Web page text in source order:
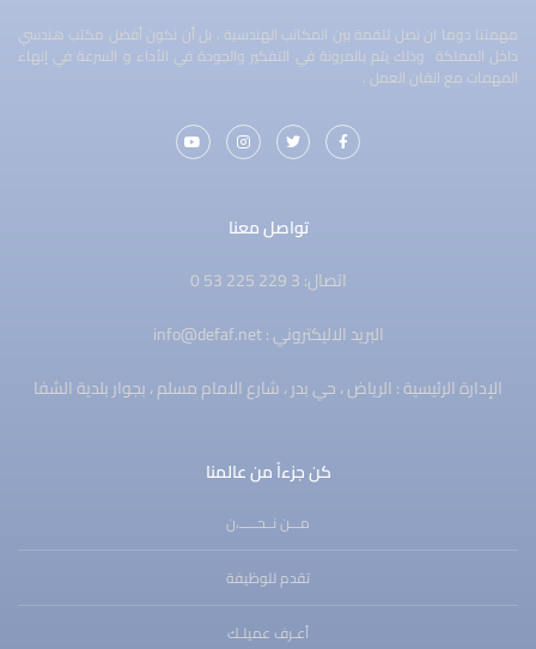
مهمتنا دوما ان نصل للقمة بين المكاتب الهندسية ، بل أن نكون أفضل مكتب هندسي
داخل المملكة وذلك يتم بالمرونة في التفكير والجودة في الأداء و السرعة في إنهاء
المهمات مع اتقان العمل .
تواصل معنا
اتصال: 3 229 225 53 0
البريد الاليكتروني : info@defaf.net
الإدارة الرئيسية : الرياض ، حي بدر ، شارع الامام مسلم ، بجوار بلدية الشفا
كن جزءاً من عالمنا
مـــن نــحـــــ،ن
تقدم للوظيفة
أعـرف عميلـك